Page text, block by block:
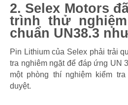
2. Selex Motors
trình thử
chuẩn UN38.3
Pin Lithium của Selex phải trải
tra nghiêm ngặt để đáp ứng UN
một phòng thí nghiệm kiểm
duyệt.